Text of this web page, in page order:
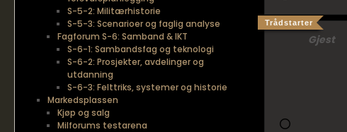
Gjest
Trådstarter
S-5-2: Militærhistorie
S-5-3: Scenarioer og faglig analyse
Fagforum S-6: Samband & IKT
S-6-1: Sambandsfag og teknologi
S-6-2: Prosjekter, avdelinger og
utdanning
S-6-3: Felttriks, systemer og historie
Markedsplassen
Kjøp og salg
Milforums testarena